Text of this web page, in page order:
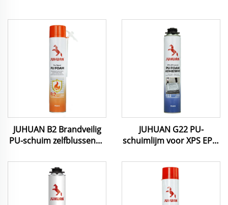
JUHUAN B2 Brandveilig
PU-schuim zelfblussende
en voegen
JUHUAN G22 PU-
schuimlijm voor XPS EPS-